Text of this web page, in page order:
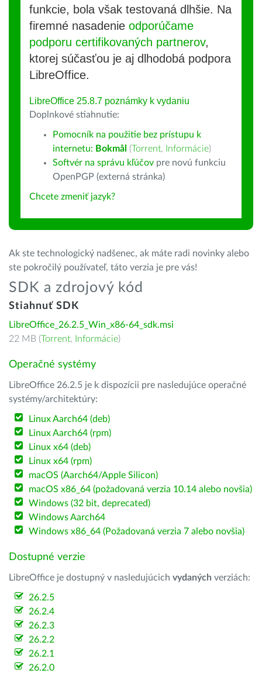
funkcie, bola však testovaná dlhšie. Na
firemné nasadenie odporúčame
podporu certifikovaných partnerov,
ktorej súčasťou je aj dlhodobá podpora
LibreOffice.
LibreOffice 25.8.7 poznámky k vydaniu
Doplnkové stiahnutie:
Pomocník na použitie bez prístupu k
internetu: Bokmål (Torrent, Informácie)
Softvér na správu kľúčov pre novú funkciu
OpenPGP (externá stránka)
Chcete zmeniť jazyk?
Ak ste technologický nadšenec, ak máte radi novinky alebo
ste pokročilý používateľ, táto verzia je pre vás!
SDK a zdrojový kód
Stiahnuť SDK
LibreOffice_26.2.5_Win_x86-64_sdk.msi
22 MB (Torrent, Informácie)
Operačné systémy
LibreOffice 26.2.5 je k dispozícii pre nasledujúce operačné
systémy/architektúry:
Linux Aarch64 (deb)
Linux Aarch64 (rpm)
Linux x64 (deb)
Linux x64 (rpm)
macOS (Aarch64/Apple Silicon)
macOS x86_64 (požadovaná verzia 10.14 alebo novšia)
Windows (32 bit, deprecated)
Windows Aarch64
Windows x86_64 (Požadovaná verzia 7 alebo novšia)
Dostupné verzie
LibreOffice je dostupný v nasledujúcich vydaných verziách:
26.2.5
26.2.4
26.2.3
26.2.2
26.2.1
26.2.0